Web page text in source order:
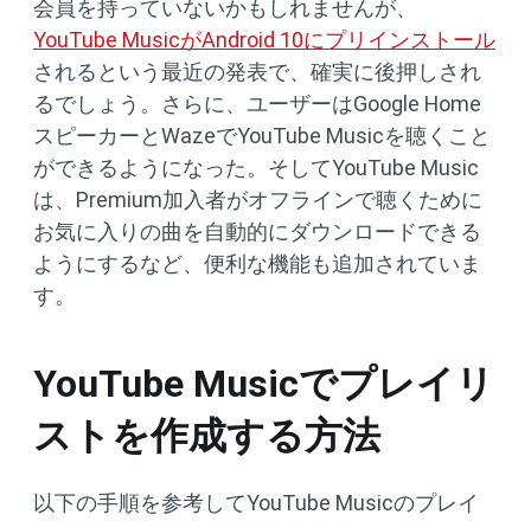
会員を持っていないかもしれませんが、
YouTube MusicがAndroid 10にプリインストール
されるという最近の発表で、確実に後押しされ
るでしょう。さらに、ユーザーはGoogle Home
スピーカーとWazeでYouTube Musicを聴くこと
ができるようになった。そしてYouTube Music
は、Premium加入者がオフラインで聴くために
お気に入りの曲を自動的にダウンロードできる
ようにするなど、便利な機能も追加されていま
す。
YouTube Musicでプレイリ
ストを作成する方法
以下の手順を参考してYouTube Musicのプレイ